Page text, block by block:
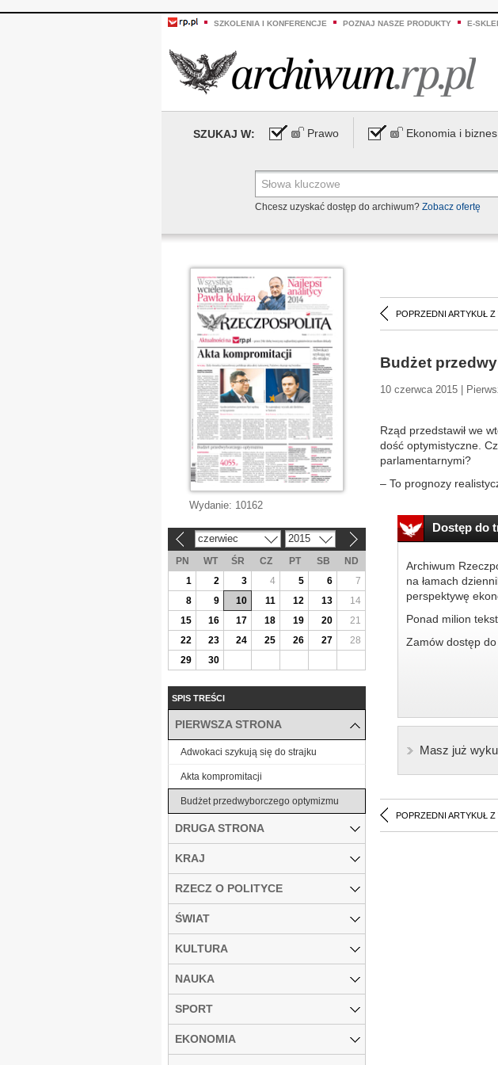
SZKOLENIA I KONFERENCJE POZNAJ NASZE PRODUKTY E-
SZUKAJ W: Prawo Ekonomia i biznes
Chcesz uzyskać dostęp do archiwum? Zobacz ofertę
POPRZEDNI ARTYKUŁ Z
Budżet
10 czerwca 2015 |
Rząd przedstawił we
dość optymistyczne.
parlamentarnymi?
– To prognozy
Dostęp do
Archiwum
na łamach
perspektywę
Ponad milion
Zamów dostęp
Masz już
POPRZEDNI ARTYKUŁ Z
Wydanie: 10162
czerwiec 2015
PN WT ŚR CZ PT SB
ND
1
2 3 4 5 6
7
8
9 10 11 12 13
14
15
16 17 18 19 20
21
22
23 24 25 26 27
28
29
30
SPIS TREŚCI
PIERWSZA STRONA
Adwokaci szykują się do strajku
Akta kompromitacji
Budżet przedwyborczego optymizmu
DRUGA STRONA
KRAJ
RZECZ O POLITYCE
ŚWIAT
KULTURA
NAUKA
SPORT
EKONOMIA